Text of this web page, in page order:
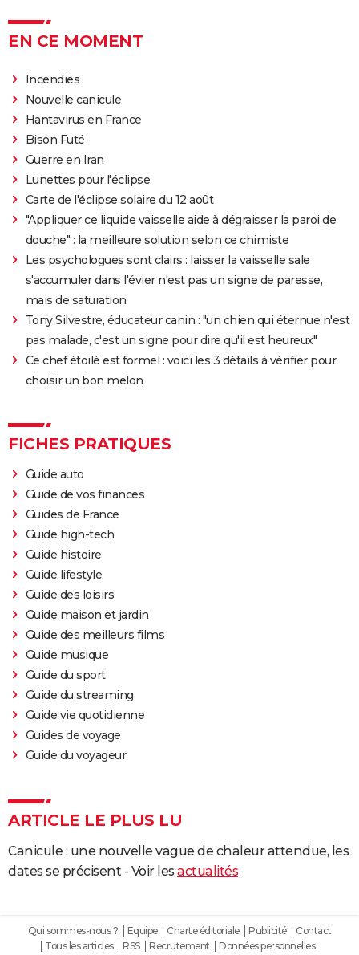
EN CE MOMENT
Incendies
Nouvelle canicule
Hantavirus en France
Bison Futé
Guerre en Iran
Lunettes pour l'éclipse
Carte de l'éclipse solaire du 12 août
"Appliquer ce liquide vaisselle aide à dégraisser la paroi de
douche" : la meilleure solution selon ce chimiste
Les psychologues sont clairs : laisser la vaisselle sale
s'accumuler dans l'évier n'est pas un signe de paresse,
mais de saturation
Tony Silvestre, éducateur canin : "un chien qui éternue n'est
pas malade, c'est un signe pour dire qu'il est heureux"
Ce chef étoilé est formel : voici les 3 détails à vérifier pour
choisir un bon melon
FICHES PRATIQUES
Guide auto
Guide de vos finances
Guides de France
Guide high-tech
Guide histoire
Guide lifestyle
Guide des loisirs
Guide maison et jardin
Guide des meilleurs films
Guide musique
Guide du sport
Guide du streaming
Guide vie quotidienne
Guides de voyage
Guide du voyageur
ARTICLE LE PLUS LU
Canicule : une nouvelle vague de chaleur attendue, les
dates se précisent - Voir les actualités
Qui sommes-nous ? Equipe Charte éditoriale Publicité
Contact
Tous les articles
RSS Recrutement Données personnelles